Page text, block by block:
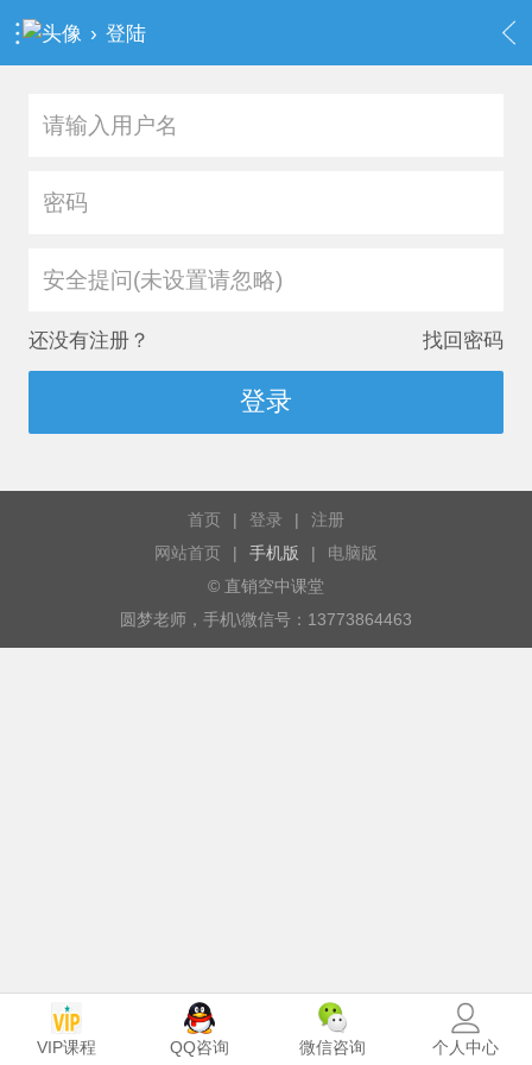
› 登陆
安全提问(未设置请忽略)
还没有注册？ 找回密码
登录
首页 | 登录 |
注册
网站首页
| 手机版 |
电脑版
© 直销空中课堂
圆梦老师，手机\微信号：13773864463
VIP课程 QQ咨询 微信咨询 个人中心